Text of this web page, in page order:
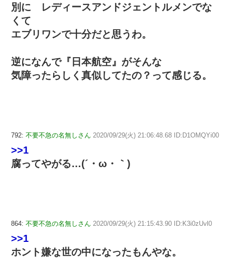
別に レディースアンドジェントルメンでな
くて
エブリワンで十分だと思うわ。
逆になんで『日本航空』がそんな
気障ったらしく真似してたの？って感じる。
792: 不要不急の名無しさん 2020/09/29(火) 21:06:48.68 ID:D1OMQYi00
>>1
腐ってやがる…(´・ω・｀)
864: 不要不急の名無しさん 2020/09/29(火) 21:15:43.90 ID:K3i0zUvl0
>>1
ホント嫌な世の中になったもんやな。